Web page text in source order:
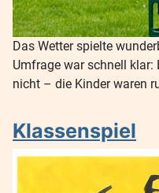
Das Wetter spielte
Umfrage war schnell klar:
nicht – die Kinder waren
Klassenspiel